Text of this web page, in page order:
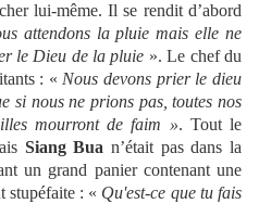
lui-même. Il se rendit d’abord
attendons la pluie mais elle ne
le Dieu de la pluie ». Le chef du
: « Nous devons prier le dieu
si nous ne prions pas, toutes nos
mourront de faim ». Tout le
Siang Bua n’était pas dans la
un grand panier contenant une
stupéfaite : « Qu'est-ce que tu fais